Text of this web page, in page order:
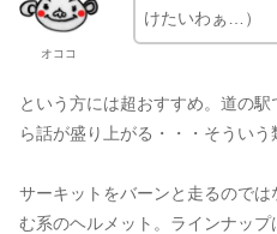
オココ
けたいわぁ…）
という方には超おすすめ。道の
ら話が盛り上がる・・・そういう
サーキットをバーンと走るので
む系のヘルメット。ラインナッ